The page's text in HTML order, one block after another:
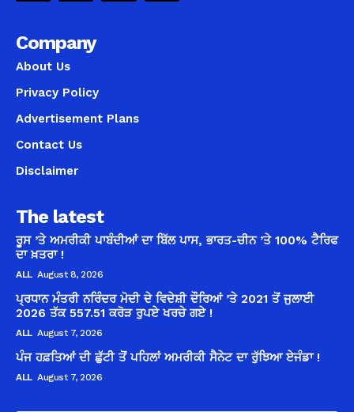
Company
About Us
Privacy Policy
Advertisement Plans
Contact Us
Disclaimer
The latest
ਰੂਸ ’ਤੇ ਅਮਰੀਕੀ ਪਾਬੰਦੀਆਂ ਦਾ ਬਿੱਲ ਪਾਸ, ਭਾਰਤ-ਚੀਨ ’ਤੇ 100% ਟੈਰਿਫ
ਦਾ ਖ਼ਤਰਾ !
ALL August 8, 2026
ਪ੍ਰਧਾਨ ਮੰਤਰੀ ਨਰਿੰਦਰ ਮੋਦੀ ਦੇ ਵਿਦੇਸ਼ੀ ਦੌਰਿਆਂ ’ਤੇ 2021 ਤੋਂ ਜੁਲਾਈ
2026 ਤੱਕ 557.51 ਕਰੋੜ ਰੁਪਏ ਖਰਚੇ ਗਏ !
ALL August 7, 2026
ਪੰਜ ਹਫ਼ਤਿਆਂ ਦੀ ਛੁੱਟੀ ਤੋਂ ਪਹਿਲਾਂ ਅਮਰੀਕੀ ਸੈਨੇਟ ਦਾ ਰੁੱਝਿਆ ਏਜੰਡਾ !
ALL August 7, 2026